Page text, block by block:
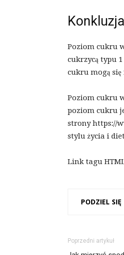
Konkluzja
Poziom cukru
cukrzycą typu
cukru mogą
Poziom cukru
poziom cukru
strony https://
stylu życia i
Link tagu
PODZIEL SIĘ
Poprzedni artykuł